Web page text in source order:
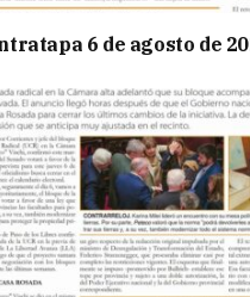
6 de agosto de